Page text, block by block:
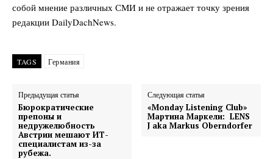
собой мнение различных СМИ и не отражает точку зрения
редакции DailyDachNews.
TAGS Германия
Предыдущая статья
Бюрократические
препоны и
недружелюбность
Австрии мешают ИТ-
специалистам из-за
рубежа.
Следующая статья
«Monday Listening Club»
Мартина Маркели: LENS
J aka Markus Oberndorfer